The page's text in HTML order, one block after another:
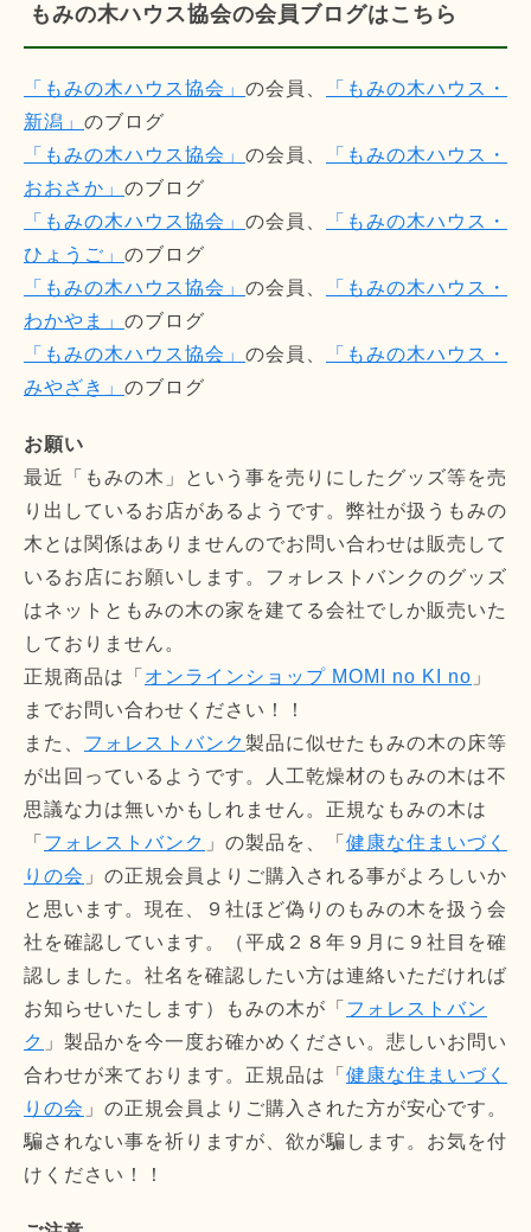
もみの木ハウス協会の会員ブログはこちら
「もみの木ハウス協会」 の会員、
「もみの木ハウス・
新潟」 のブログ
「もみの木ハウス協会」 の会員、
「もみの木ハウス・
おおさか」 のブログ
「もみの木ハウス協会」 の会員、
「もみの木ハウス・
ひょうご」 のブログ
「もみの木ハウス協会」 の会員、
「もみの木ハウス・
わかやま」 のブログ
「もみの木ハウス協会」 の会員、
「もみの木ハウス・
みやざき」 のブログ
お願い
最近「もみの木」という事を売りにしたグッズ等を売
り出しているお店があるようです。弊社が扱うもみの
木とは関係はありませんのでお問い合わせは販売して
いるお店にお願いします。フォレストバンクのグッズ
はネットともみの木の家を建てる会社でしか販売いた
しておりません。
正規商品は「 オンラインショップ MOMI no KI no 」
までお問い合わせください！！
また、 フォレストバンク製品に似せたもみの木の床等
が出回っているようです。人工乾燥材のもみの木は不
思議な力は無いかもしれません。正規なもみの木は
「 フォレストバンク 」の製品を、「 健康な住まいづく
りの会 」の正規会員よりご購入される事がよろしいか
と思います。現在、９社ほど偽りのもみの木を扱う会
社を確認しています。（平成２８年９月に９社目を確
認しました。社名を確認したい方は連絡いただければ
お知らせいたします）もみの木が「 フォレストバン
ク 」製品かを今一度お確かめください。悲しいお問い
合わせが来ております。正規品は「 健康な住まいづく
りの会 」の正規会員よりご購入された方が安心です。
騙されない事を祈りますが、欲が騙します。お気を付
けください！！